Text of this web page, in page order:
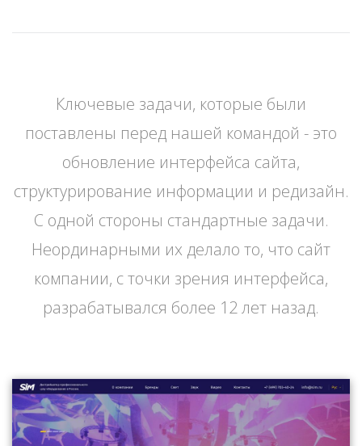
Ключевые задачи, которые были
поставлены перед нашей командой - это
обновление интерфейса сайта,
структурирование информации и редизайн.
С одной стороны стандартные задачи.
Неординарными их делало то, что сайт
компании, с точки зрения интерфейса,
разрабатывался более 12 лет назад.